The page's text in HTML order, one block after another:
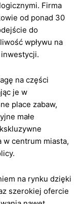
Firma
od ponad 30
do
wpływu na
na części
je w
place zabaw,
małe
w centrum miasta,
na rynku dzięki
szerokiej ofercie